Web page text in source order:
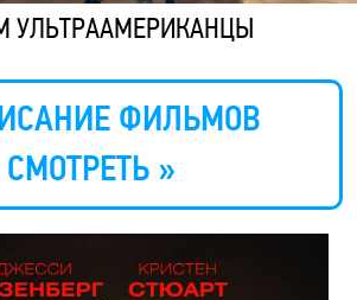
УЛЬТРААМЕРИКАНЦЫ
ФИЛЬМОВ
СМОТРЕТЬ »